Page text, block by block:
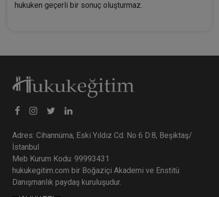
hukuken geçerli bir sonuç oluşturmaz.
Adres: Cihannüma, Eski Yıldız Cd. No 6 D:8, Beşiktaş/
İstanbul
Meb Kurum Kodu: 99993431
hukukegitim.com bir Boğaziçi Akademi ve Enstitü
Danışmanlık paydaş kuruluşudur.